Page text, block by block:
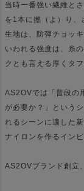
当時一番強い繊維と
を1本に撚（よ）り、
生地は、防弾チョッ
いわれる強度は、糸
クとも言える厚くタ
AS2OVでは「普段の
が必要か？」という
れるシーンに適した
ナイロンを作るイン
AS2OVブランド創立